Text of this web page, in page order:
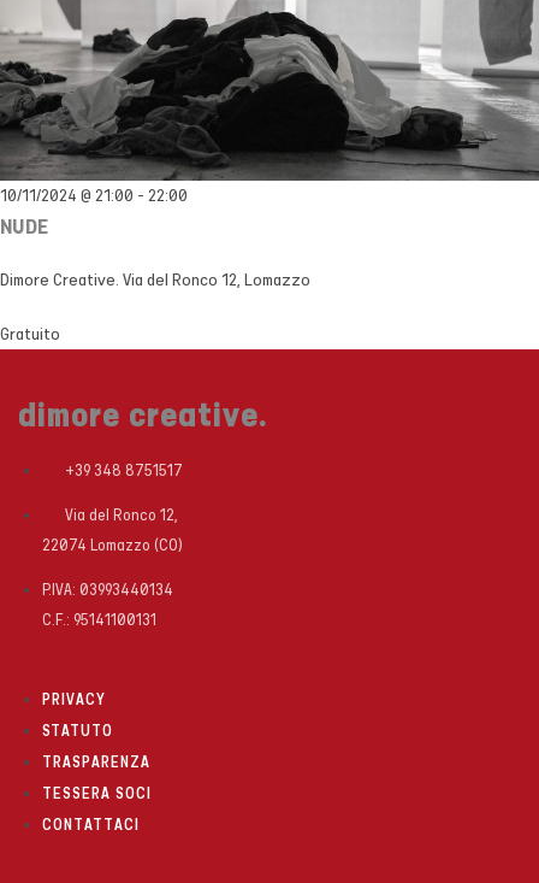
10/11/2024 @ 21:00 - 22:00
NUDE
Dimore Creative. Via del Ronco 12, Lomazzo
Gratuito
dimore creative.
+39 348 8751517
Via del Ronco 12,
22074 Lomazzo (CO)
P.IVA: 03993440134
C.F.: 95141100131
PRIVACY
STATUTO
TRASPARENZA
TESSERA SOCI
CONTATTACI